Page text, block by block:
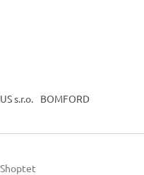
s.r.o. BOMFORD